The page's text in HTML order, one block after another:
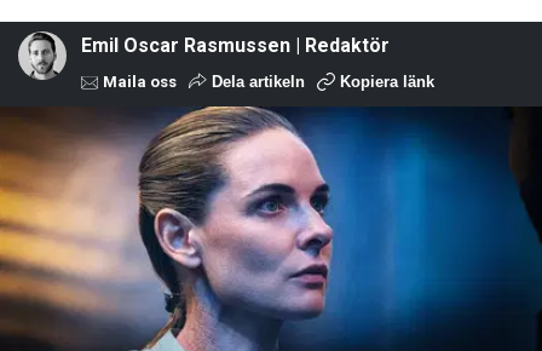
Emil Oscar Rasmussen | Redaktör
Maila oss Dela artikeln Kopiera länk